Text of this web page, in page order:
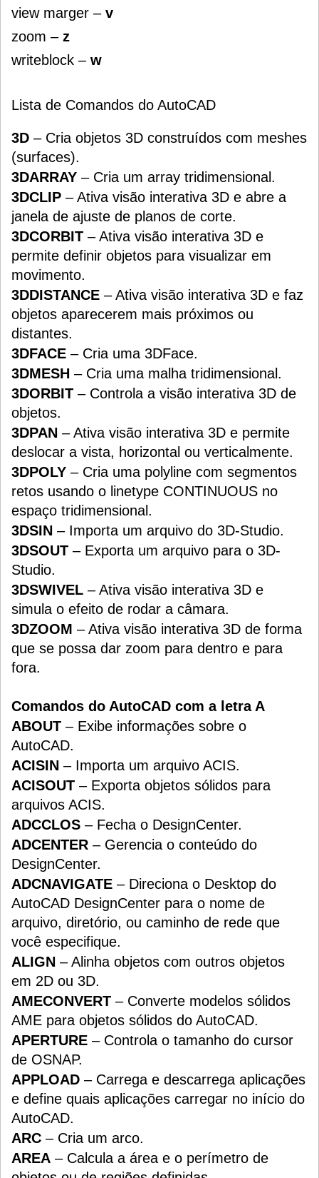
view marger – v
zoom – z
writeblock – w
Lista de Comandos do AutoCAD
3D – Cria objetos 3D construídos com meshes
(surfaces).
3DARRAY – Cria um array tridimensional.
3DCLIP – Ativa visão interativa 3D e abre a
janela de ajuste de planos de corte.
3DCORBIT – Ativa visão interativa 3D e
permite definir objetos para visualizar em
movimento.
3DDISTANCE – Ativa visão interativa 3D e faz
objetos aparecerem mais próximos ou
distantes.
3DFACE – Cria uma 3DFace.
3DMESH – Cria uma malha tridimensional.
3DORBIT – Controla a visão interativa 3D de
objetos.
3DPAN – Ativa visão interativa 3D e permite
deslocar a vista, horizontal ou verticalmente.
3DPOLY – Cria uma polyline com segmentos
retos usando o linetype CONTINUOUS no
espaço tridimensional.
3DSIN – Importa um arquivo do 3D-Studio.
3DSOUT – Exporta um arquivo para o 3D-
Studio.
3DSWIVEL – Ativa visão interativa 3D e
simula o efeito de rodar a câmara.
3DZOOM – Ativa visão interativa 3D de forma
que se possa dar zoom para dentro e para
fora.
Comandos do AutoCAD com a letra A
ABOUT – Exibe informações sobre o
AutoCAD.
ACISIN – Importa um arquivo ACIS.
ACISOUT – Exporta objetos sólidos para
arquivos ACIS.
ADCCLOS – Fecha o DesignCenter.
ADCENTER – Gerencia o conteúdo do
DesignCenter.
ADCNAVIGATE – Direciona o Desktop do
AutoCAD DesignCenter para o nome de
arquivo, diretório, ou caminho de rede que
você especifique.
ALIGN – Alinha objetos com outros objetos
em 2D ou 3D.
AMECONVERT – Converte modelos sólidos
AME para objetos sólidos do AutoCAD.
APERTURE – Controla o tamanho do cursor
de OSNAP.
APPLOAD – Carrega e descarrega aplicações
e define quais aplicações carregar no início do
AutoCAD.
ARC – Cria um arco.
AREA – Calcula a área e o perímetro de